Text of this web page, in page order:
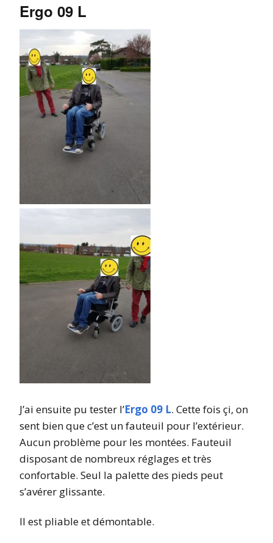
Ergo 09 L
J’ai ensuite pu tester l’Ergo 09 L. Cette fois çi, on
sent bien que c’est un fauteuil pour l’extérieur.
Aucun problème pour les montées. Fauteuil
disposant de nombreux réglages et très
confortable. Seul la palette des pieds peut
s’avérer glissante.
Il est pliable et démontable.